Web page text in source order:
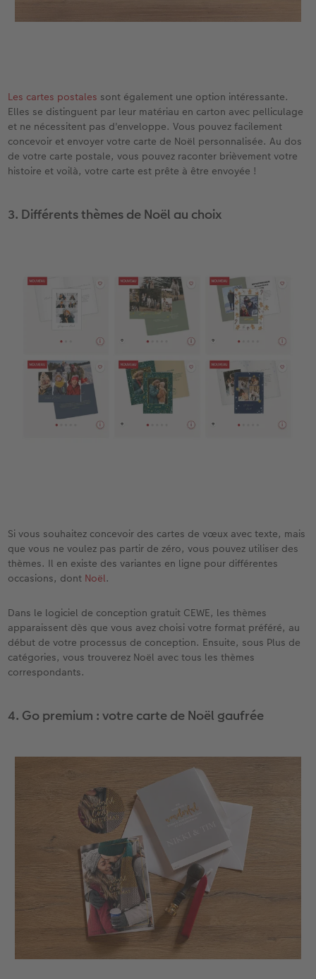
Les cartes postales sont également une option intéressante.
Elles se distinguent par leur matériau en carton avec pelliculage
et ne nécessitent pas d'enveloppe. Vous pouvez facilement
concevoir et envoyer votre carte de Noël personnalisée. Au dos
de votre carte postale, vous pouvez raconter brièvement votre
histoire et voilà, votre carte est prête à être envoyée !
3. Différents thèmes de Noël au choix
Si vous souhaitez concevoir des cartes de vœux avec texte, mais
que vous ne voulez pas partir de zéro, vous pouvez utiliser des
thèmes. Il en existe des variantes en ligne pour différentes
occasions, dont Noël.
Dans le logiciel de conception gratuit CEWE, les thèmes
apparaissent dès que vous avez choisi votre format préféré, au
début de votre processus de conception. Ensuite, sous Plus de
catégories, vous trouverez Noël avec tous les thèmes
correspondants.
4. Go premium : votre carte de Noël gaufrée